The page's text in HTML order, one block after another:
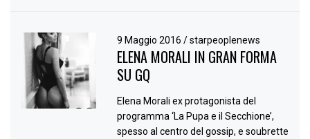
9 Maggio 2016/ starpeoplenews
ELENA MORALI IN GRAN FORMA
SU GQ
Elena Morali ex protagonista del
programma ‘La Pupa e il Secchione’,
spesso al centro del gossip, e soubrette